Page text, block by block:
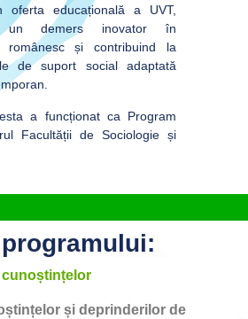
oferta educațională a UVT,
un demers inovator în
românesc și contribuind la
de suport social adaptată
a funcționat ca Program
Facultății de Sociologie și
și deprinderilor de